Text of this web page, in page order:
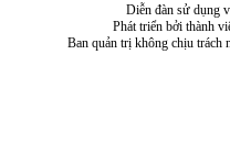
Diễn đàn sử dụng
Phát triển bởi thành
Ban quản trị không chịu trách